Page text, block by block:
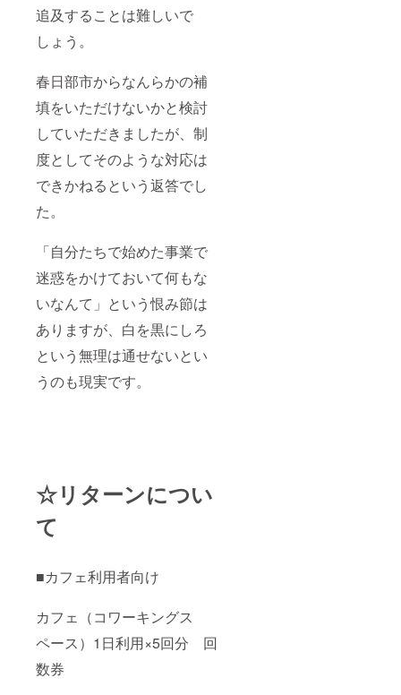
追及することは難しいで
しょう。
春日部市からなんらかの補
填をいただけないかと検討
していただきましたが、制
度としてそのような対応は
できかねるという返答でし
た。
「自分たちで始めた事業で
迷惑をかけておいて何もな
いなんて」という恨み節は
ありますが、白を黒にしろ
という無理は通せないとい
うのも現実です。
☆リターンについ
て
■カフェ利用者向け
カフェ（コワーキングス
ペース）1日利用×5回分 回
数券